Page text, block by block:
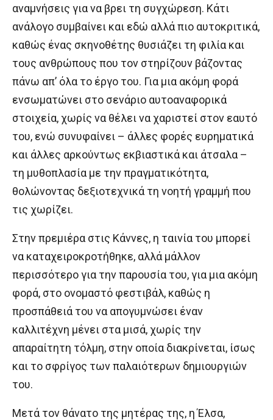
αναμνήσεις για να βρει τη συγχώρεση. Κάτι
ανάλογο συμβαίνει και εδώ αλλά πιο αυτοκριτικά,
καθώς ένας σκηνοθέτης θυσιάζει τη φιλία και
τους ανθρώπους που τον στηρίζουν βάζοντας
πάνω απ’ όλα το έργο του. Για μια ακόμη φορά
ενσωματώνει στο σενάριο αυτοαναφορικά
στοιχεία, χωρίς να θέλει να χαριστεί στον εαυτό
του, ενώ συνυφαίνει – άλλες φορές ευρηματικά
και άλλες αρκούντως εκβιαστικά και άτσαλα –
τη μυθοπλασία με την πραγματικότητα,
θολώνοντας δεξιοτεχνικά τη νοητή γραμμή που
τις χωρίζει.
Στην πρεμιέρα στις Κάννες, η ταινία του μπορεί
να καταχειροκροτήθηκε, αλλά μάλλον
περισσότερο για την παρουσία του, για μια ακόμη
φορά, στο ονομαστό φεστιβάλ, καθώς η
προσπάθειά του να απογυμνώσει έναν
καλλιτέχνη μένει στα μισά, χωρίς την
απαραίτητη τόλμη, στην οποία διακρίνεται, ίσως
και το σφρίγος των παλαιότερων δημιουργιών
του.
Μετά τον θάνατο της μητέρας της, η Έλσα,